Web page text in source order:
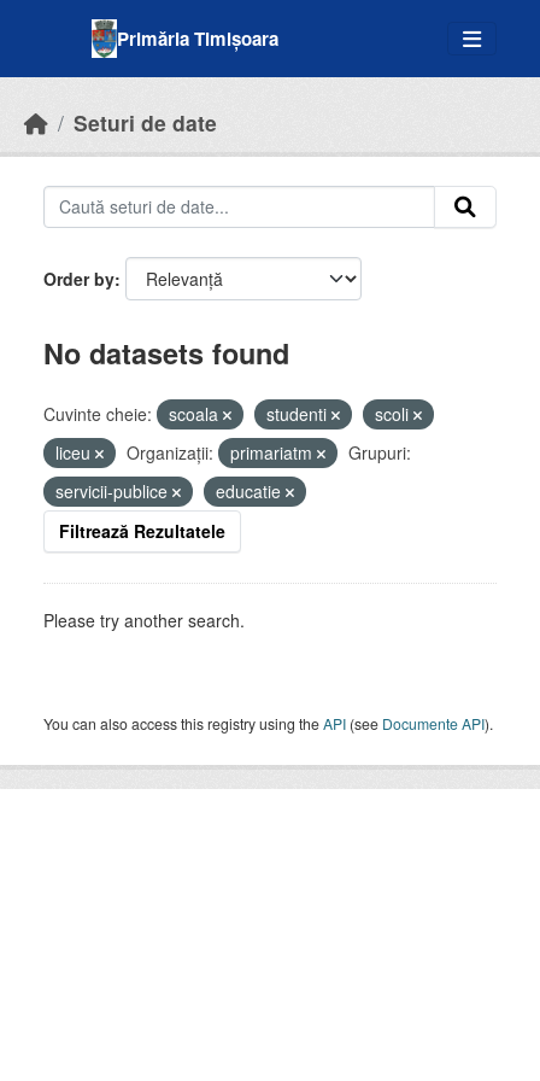
Primăria Timișoara
Seturi de date
Order by
No datasets found
Cuvinte cheie: scoala studenti
scoli
liceu
Organizații: primariatm
Grupuri:
servicii-publice
educatie
Filtrează Rezultatele
Please try another search.
You can also access this registry using theAPI (see Documente API).